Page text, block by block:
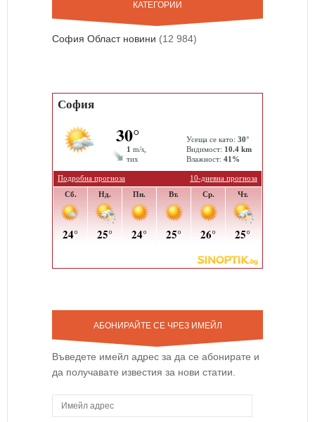
КАТЕГОРИИ
София Област новини (12 984)
АБОНИРАЙТЕ СЕ ЧРЕЗ ИМЕЙЛ
Въведете имейл адрес за да се абонирате и
да получавате известия за нови статии.
м